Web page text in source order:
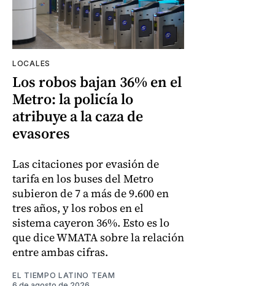
LOCALES
Los robos bajan 36% en el
Metro: la policía lo
atribuye a la caza de
evasores
Las citaciones por evasión de
tarifa en los buses del Metro
subieron de 7 a más de 9.600 en
tres años, y los robos en el
sistema cayeron 36%. Esto es lo
que dice WMATA sobre la relación
entre ambas cifras.
EL TIEMPO LATINO TEAM